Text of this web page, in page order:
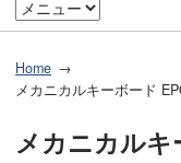
Home
メカニカルキーボード
メカニカルキ